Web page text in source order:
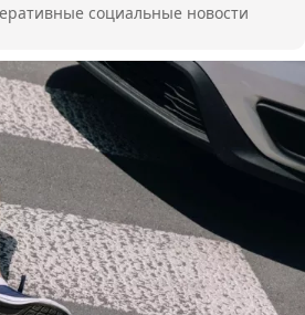
социальные новости